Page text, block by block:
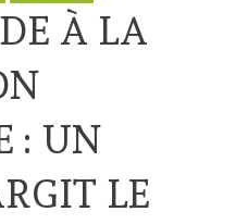
À LA
: UN
LE